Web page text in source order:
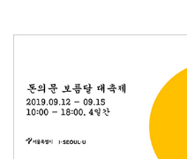
털